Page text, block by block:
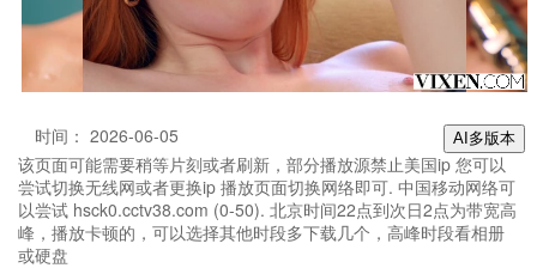
AI多版本
时间： 2026-06-05
该页面可能需要稍等片刻或者刷新，部分播放源禁止美国ip 您可以
尝试切换无线网或者更换ip 播放页面切换网络即可. 中国移动网络可
以尝试 hsck0.cctv38.com (0-50). 北京时间22点到次日2点为带宽高
峰，播放卡顿的，可以选择其他时段多下载几个，高峰时段看相册
或硬盘